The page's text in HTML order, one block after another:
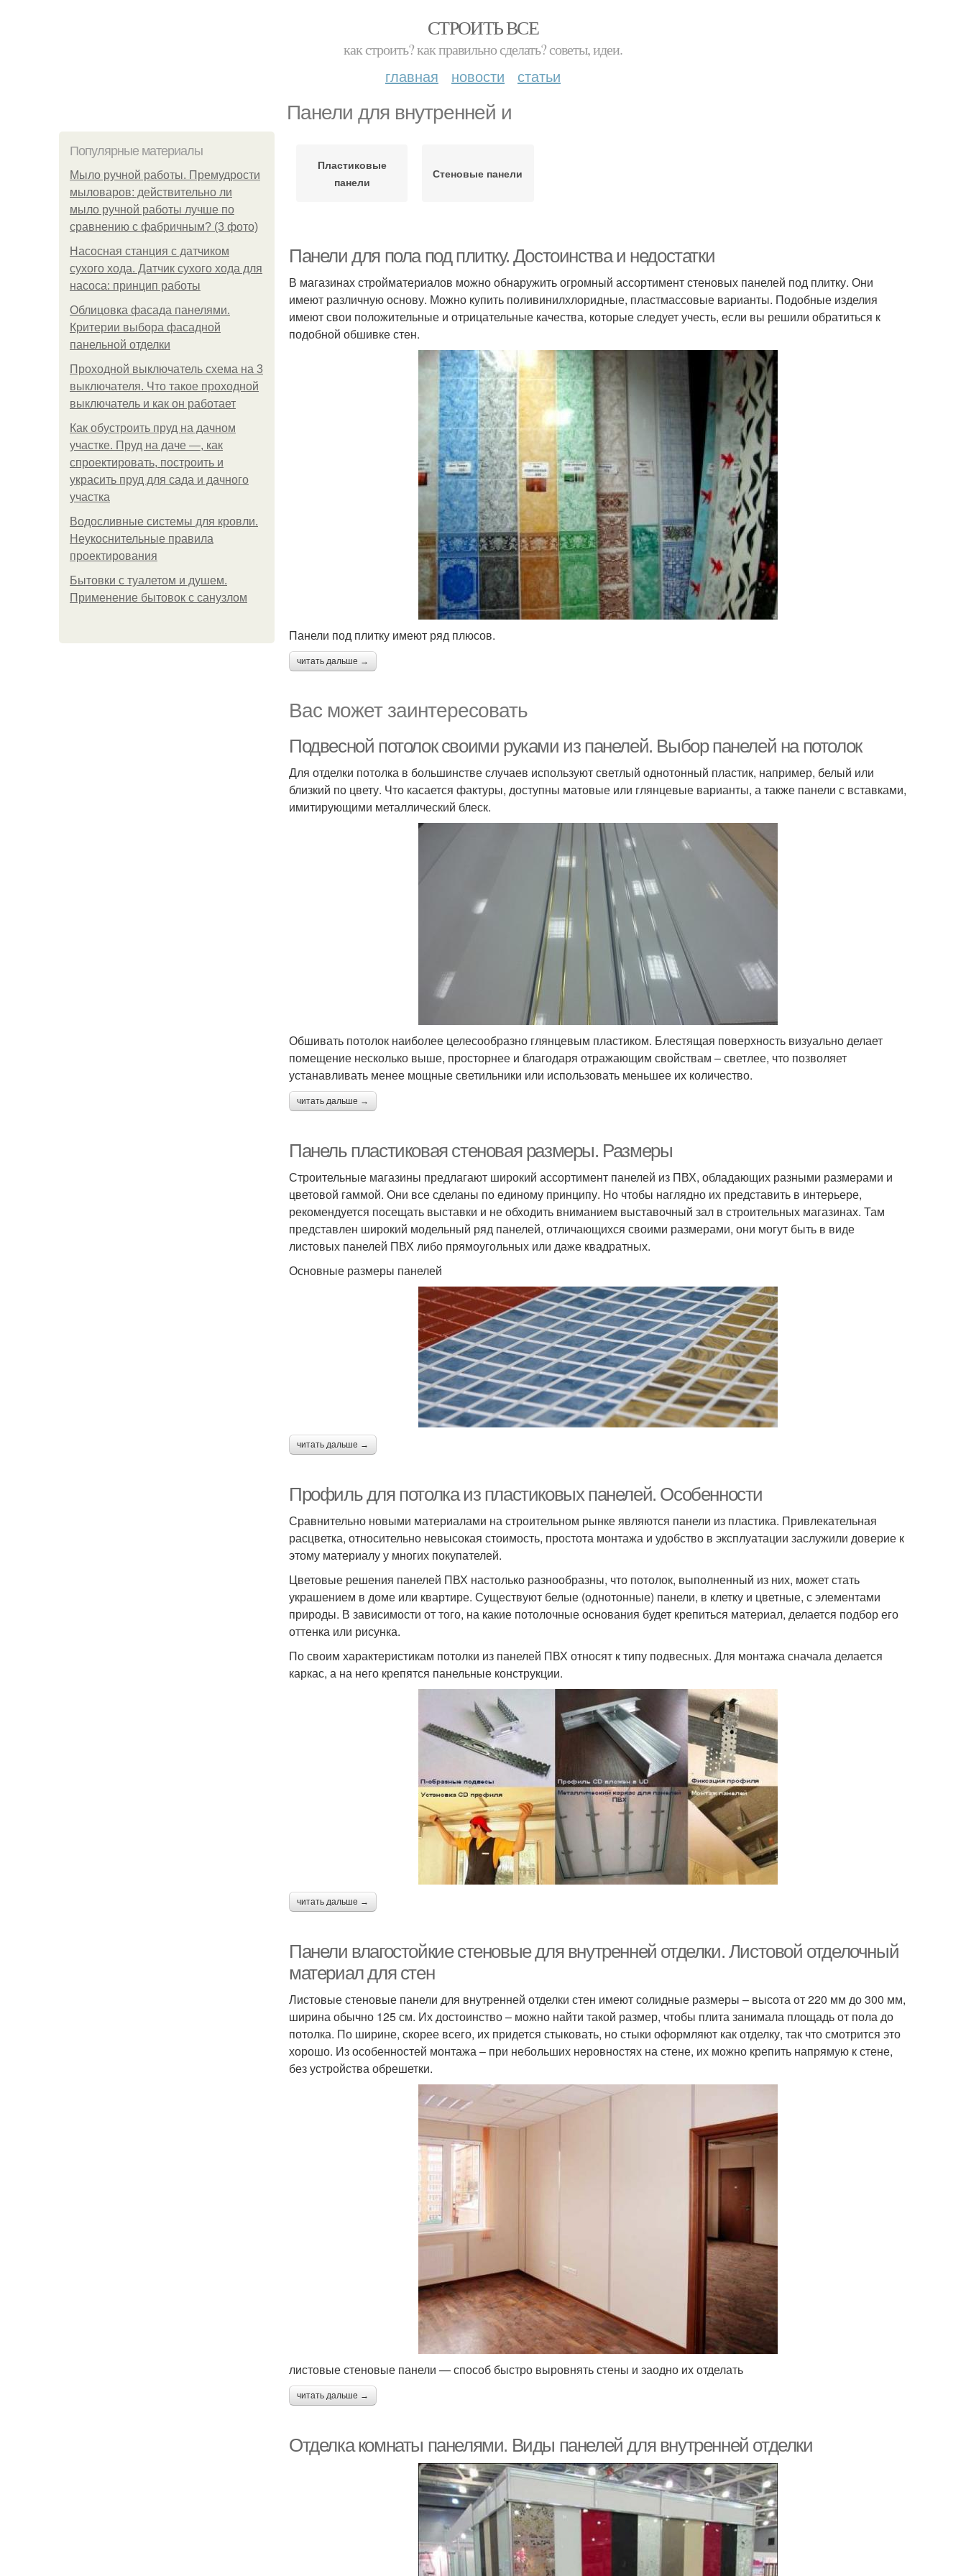
СТРОИТЬ ВСЕ
как строить? как правильно сделать? советы, идеи.
главная новости статьи
Панели для внутренней и
Популярные материалы
Мыло ручной работы. Премудрости
мыловаров: действительно ли
мыло ручной работы лучше по
сравнению с фабричным? (3 фото)
Насосная станция с датчиком
сухого хода. Датчик сухого хода для
насоса: принцип работы
Облицовка фасада панелями.
Критерии выбора фасадной
панельной отделки
Проходной выключатель схема на 3
выключателя. Что такое проходной
выключатель и как он работает
Как обустроить пруд на дачном
участке. Пруд на даче —, как
спроектировать, построить и
украсить пруд для сада и дачного
участка
Водосливные системы для кровли.
Неукоснительные правила
проектирования
Бытовки с туалетом и душем.
Применение бытовок с санузлом
Пластиковые
панели
Стеновые панели
Панели для пола под плитку. Достоинства и недостатки
В магазинах стройматериалов можно обнаружить огромный ассортимент стеновых панелей под плитку. Они
имеют различную основу. Можно купить поливинилхлоридные, пластмассовые варианты. Подобные изделия
имеют свои положительные и отрицательные качества, которые следует учесть, если вы решили обратиться к
подобной обшивке стен.
Панели под плитку имеют ряд плюсов.
читать дальше →
Вас может заинтересовать
Подвесной потолок своими руками из панелей. Выбор панелей на потолок
Для отделки потолка в большинстве случаев используют светлый однотонный пластик, например, белый или
близкий по цвету. Что касается фактуры, доступны матовые или глянцевые варианты, а также панели с вставками,
имитирующими металлический блеск.
Обшивать потолок наиболее целесообразно глянцевым пластиком. Блестящая поверхность визуально делает
помещение несколько выше, просторнее и благодаря отражающим свойствам – светлее, что позволяет
устанавливать менее мощные светильники или использовать меньшее их количество.
читать дальше →
Панель пластиковая стеновая размеры. Размеры
Строительные магазины предлагают широкий ассортимент панелей из ПВХ, обладающих разными размерами и
цветовой гаммой. Они все сделаны по единому принципу. Но чтобы наглядно их представить в интерьере,
рекомендуется посещать выставки и не обходить вниманием выставочный зал в строительных магазинах. Там
представлен широкий модельный ряд панелей, отличающихся своими размерами, они могут быть в виде
листовых панелей ПВХ либо прямоугольных или даже квадратных.
Основные размеры панелей
читать дальше →
Профиль для потолка из пластиковых панелей. Особенности
Сравнительно новыми материалами на строительном рынке являются панели из пластика. Привлекательная
расцветка, относительно невысокая стоимость, простота монтажа и удобство в эксплуатации заслужили доверие к
этому материалу у многих покупателей.
Цветовые решения панелей ПВХ настолько разнообразны, что потолок, выполненный из них, может стать
украшением в доме или квартире. Существуют белые (однотонные) панели, в клетку и цветные, с элементами
природы. В зависимости от того, на какие потолочные основания будет крепиться материал, делается подбор его
оттенка или рисунка.
По своим характеристикам потолки из панелей ПВХ относят к типу подвесных. Для монтажа сначала делается
каркас, а на него крепятся панельные конструкции.
читать дальше →
Панели влагостойкие стеновые для внутренней отделки. Листовой отделочный
материал для стен
Листовые стеновые панели для внутренней отделки стен имеют солидные размеры – высота от 220 мм до 300 мм,
ширина обычно 125 см. Их достоинство – можно найти такой размер, чтобы плита занимала площадь от пола до
потолка. По ширине, скорее всего, их придется стыковать, но стыки оформляют как отделку, так что смотрится это
хорошо. Из особенностей монтажа – при небольших неровностях на стене, их можно крепить напрямую к стене,
без устройства обрешетки.
листовые стеновые панели — способ быстро выровнять стены и заодно их отделать
читать дальше →
Отделка комнаты панелями. Виды панелей для внутренней отделки